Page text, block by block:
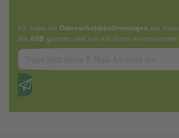
Ich habe die Datenschutzbestimmungen zur
die AGB gelesen und bin mit ihnen einverstanden.
Zum abbonieren des Newsletters, bitte
Anti-Roboter-Verifizierung